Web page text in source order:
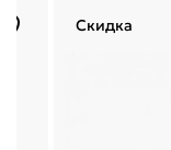
Скидка